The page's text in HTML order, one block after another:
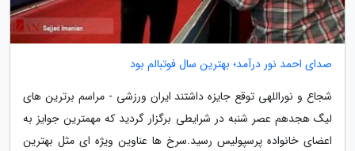
صدای احمد نور درآمد؛ بهترین سال فوتبالم بود
شجاع و نوراللهی توقع جایزه داشتند ایران ورزشی - مراسم برترین های
لیگ هجدهم عصر شنبه در شرایطی برگزار گردید که مهمترین جوایز به
اعضای خانواده پرسپولیس رسید.سرخ ها عناوین ویژه ای مثل بهترین